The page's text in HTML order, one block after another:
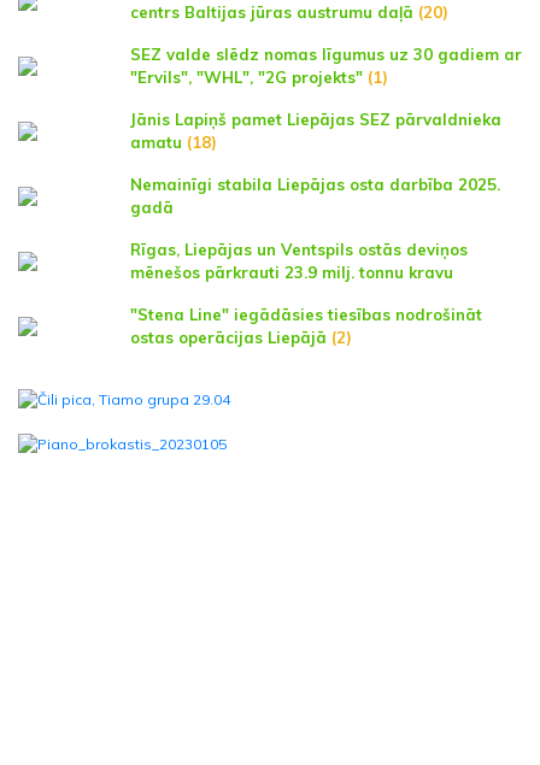
centrs Baltijas jūras austrumu daļā (20)
SEZ valde slēdz nomas līgumus uz 30 gadiem ar
"Ervils", "WHL", "2G projekts" (1)
Jānis Lapiņš pamet Liepājas SEZ pārvaldnieka
amatu (18)
Nemainīgi stabila Liepājas osta darbība 2025.
gadā
Rīgas, Liepājas un Ventspils ostās deviņos
mēnešos pārkrauti 23.9 milj. tonnu kravu
"Stena Line" iegādāsies tiesības nodrošināt
ostas operācijas Liepājā (2)